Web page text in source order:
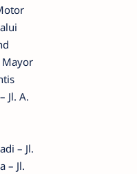
Mayor
Jl. A.
– Jl.
– Jl.